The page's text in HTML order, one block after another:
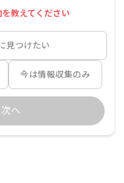
教えてください
見つけたい
今は情報収集のみ
次へ